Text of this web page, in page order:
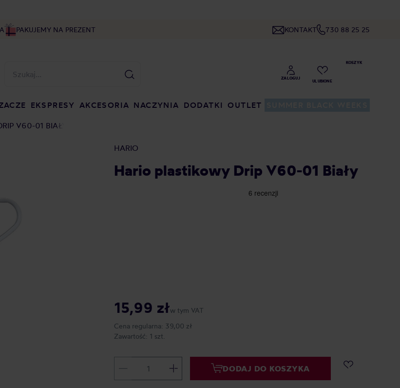
PAKUJEMY NA PREZENT KONTAKT 730 88 25 25
EKSPRESY AKCESORIA NACZYNIA DODATKI OUTLET
V60-01 BIAŁY
HARIO
Hario plastikowy Drip V60-01 Biały
15,99 złw tym VAT
Cena regularna: 39,00 zł
Zawartość: 1 szt.
DODAJ DO KOSZYKA